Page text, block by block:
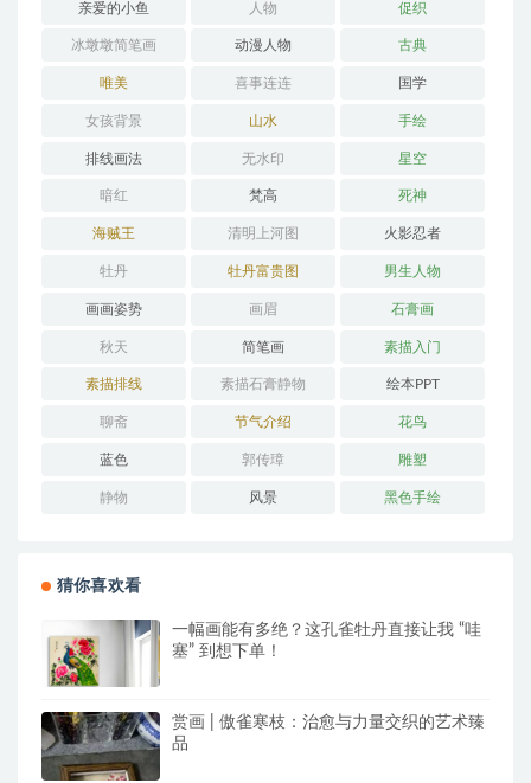
亲爱的小鱼 人物 促织
冰墩墩简笔画 动漫人物 古典
唯美 喜事连连 国学
女孩背景 山水 手绘
排线画法 无水印 星空
暗红 梵高 死神
海贼王 清明上河图 火影忍者
牡丹 牡丹富贵图 男生人物
画画姿势 画眉 石膏画
秋天 简笔画 素描入门
素描排线 素描石膏静物 绘本PPT
聊斋 节气介绍 花鸟
蓝色 郭传璋 雕塑
静物 风景 黑色手绘
猜你喜欢看
一幅画能有多绝？这孔雀牡丹直接让我 “哇
塞” 到想下单！
赏画 | 傲雀寒枝：治愈与力量交织的艺术臻
品